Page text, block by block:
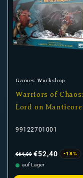
Anbieter:
Games Workshop
Warriors of Chaos:
Lord on Manticore
99122701001
Preis
€64,00 €52,40
-18%
auf Lager